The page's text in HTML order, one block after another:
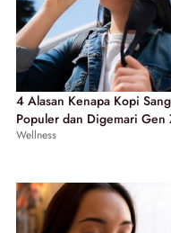
4 Alasan Kenapa Kopi
Populer dan Digemari Gen
Wellness